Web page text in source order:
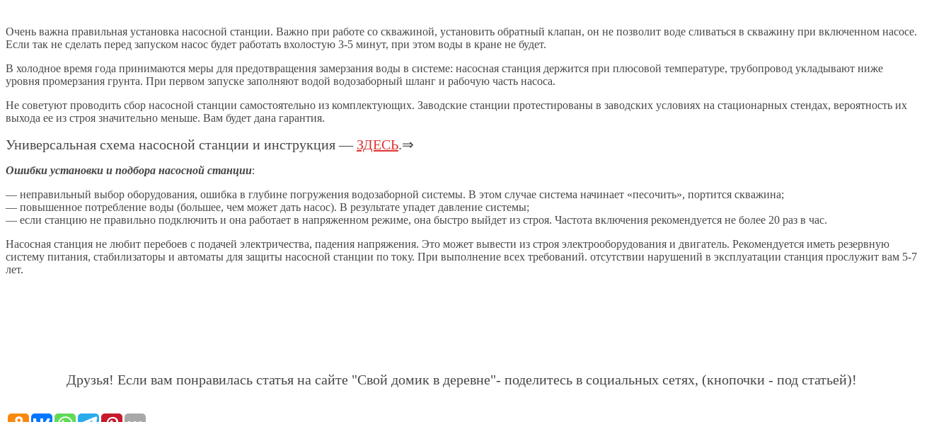
Очень важна правильная установка насосной станции. Важно при работе со скважиной, установить обратный клапан, он не позволит воде сливаться в скважину при включенном насосе.
Если так не сделать перед запуском насос будет работать вхолостую 3-5 минут, при этом воды в кране не будет.
В холодное время года принимаются меры для предотвращения замерзания воды в системе: насосная станция держится при плюсовой температуре, трубопровод укладывают ниже
уровня промерзания грунта. При первом запуске заполняют водой водозаборный шланг и рабочую часть насоса.
Не советуют проводить сбор насосной станции самостоятельно из комплектующих. Заводские станции протестированы в заводских условиях на стационарных стендах, вероятность их
выхода ее из строя значительно меньше. Вам будет дана гарантия.
Универсальная схема насосной станции и инструкция — ЗДЕСЬ.⇒
Ошибки установки и подбора насосной станции:
— неправильный выбор оборудования, ошибка в глубине погружения водозаборной системы. В этом случае система начинает «песочить», портится скважина;
— повышенное потребление воды (большее, чем может дать насос). В результате упадет давление системы;
— если станцию не правильно подключить и она работает в напряженном режиме, она быстро выйдет из строя. Частота включения рекомендуется не более 20 раз в час.
Насосная станция не любит перебоев с подачей электричества, падения напряжения. Это может вывести из строя электрооборудования и двигатель. Рекомендуется иметь резервную
систему питания, стабилизаторы и автоматы для защиты насосной станции по току. При выполнение всех требований. отсутствии нарушений в эксплуатации станция прослужит вам 5-7
лет.
Друзья! Если вам понравилась статья на сайте "Свой домик в деревне"- поделитесь в социальных сетях, (кнопочки - под статьей)!